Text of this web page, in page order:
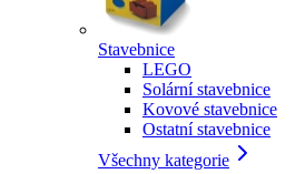
Stavebnice
LEGO
Solární stavebnice
Kovové stavebnice
Ostatní stavebnice
Všechny kategorie